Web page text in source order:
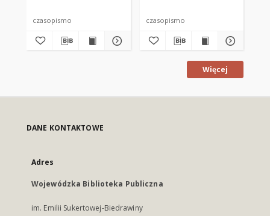
czasopismo czasopismo
Więcej
DANE KONTAKTOWE
Adres
Wojewódzka Biblioteka Publiczna
im. Emilii Sukertowej-Biedrawiny